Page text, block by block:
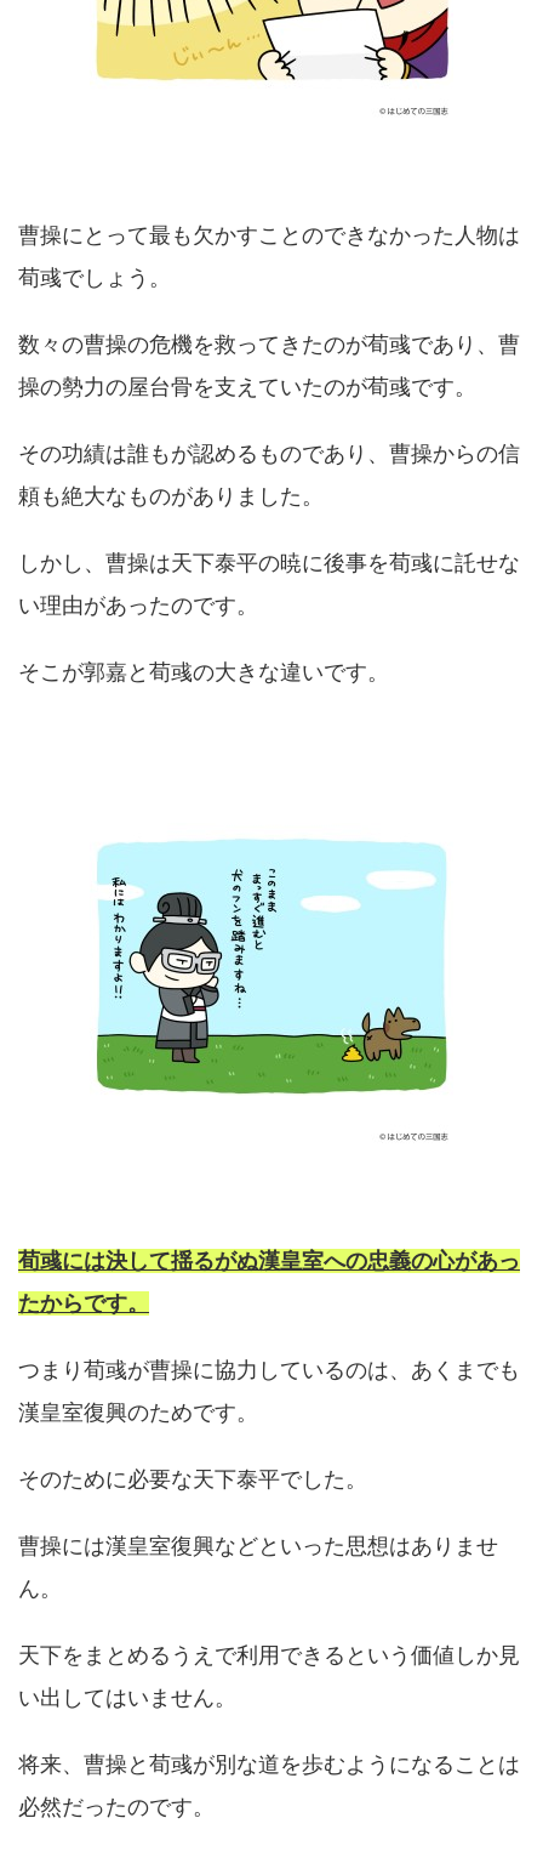
曹操にとって最も欠かすことのできなかった人物は
荀彧でしょう。
数々の曹操の危機を救ってきたのが荀彧であり、曹
操の勢力の屋台骨を支えていたのが荀彧です。
その功績は誰もが認めるものであり、曹操からの信
頼も絶大なものがありました。
しかし、曹操は天下泰平の暁に後事を荀彧に託せな
い理由があったのです。
そこが郭嘉と荀彧の大きな違いです。
荀彧には決して揺るがぬ漢皇室への忠義の心があっ
たからです。
つまり荀彧が曹操に協力しているのは、あくまでも
漢皇室復興のためです。
そのために必要な天下泰平でした。
曹操には漢皇室復興などといった思想はありませ
ん。
天下をまとめるうえで利用できるという価値しか見
い出してはいません。
将来、曹操と荀彧が別な道を歩むようになることは
必然だったのです。